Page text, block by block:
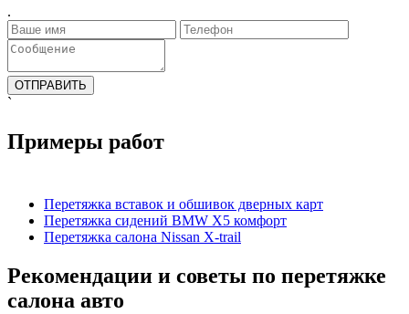
.
`
Примеры работ
Перетяжка вставок и обшивок дверных карт
Перетяжка сидений BMW X5 комфорт
Перетяжка салона Nissan X-trail
Рекомендации и советы по перетяжке
салона авто